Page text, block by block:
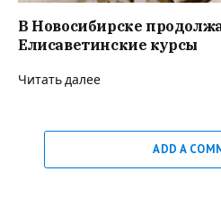
В Новосибирске
Елисаветинские курсы
Читать далее
ADD A